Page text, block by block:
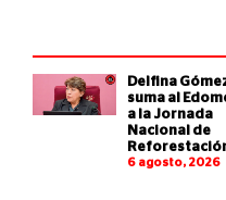
Delfina
suma al
a la Jornada
Nacional de
6 agosto, 2026